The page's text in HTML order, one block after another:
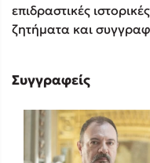
επιδραστικές
ζητήματα και
Συγγραφείς